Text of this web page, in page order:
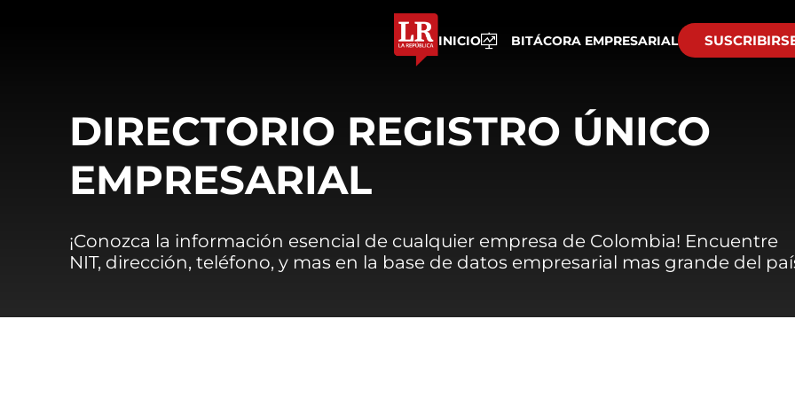
INICIO BITÁCORA EMPRESARIAL
DIRECTORIO REGISTRO ÚNICO
EMPRESARIAL
¡Conozca la información esencial de cualquier empresa de Colombia! Encuentre
NIT, dirección, teléfono, y mas en la base de datos empresarial mas grande del